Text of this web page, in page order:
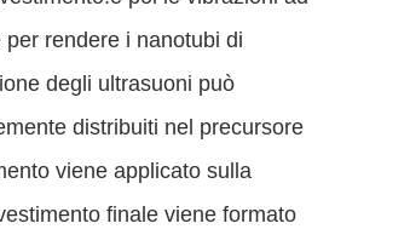
rendere i nanotubi di
degli ultrasuoni può
distribuiti nel precursore
viene applicato sulla
finale viene formato